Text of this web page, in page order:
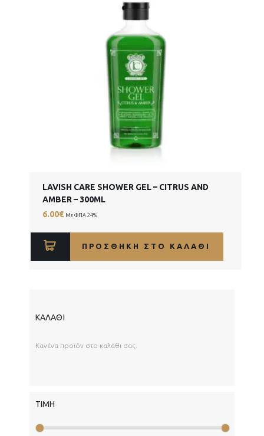
LAVISH CARE SHOWER GEL – CITRUS AND
AMBER – 300ML
6.00€ Με ΦΠΑ 24%
ΠΡΟΣΘΉΚΗ ΣΤΟ ΚΑΛΆΘΙ
ΚΑΛΆΘΙ
Κανένα προϊόν στο καλάθι σας.
ΤΙΜΉ